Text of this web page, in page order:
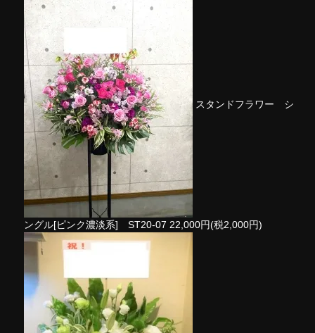
スタンドフラワー シ
ングル[ピンク濃淡系] ST20-07 22,000円(税2,000円)